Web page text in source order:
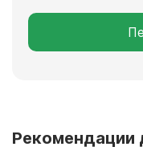
Рекомендации